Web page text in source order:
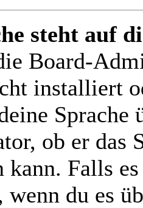
steht auf
Board-
installiert
Sprache
ob er das
kann. Falls
wenn du es